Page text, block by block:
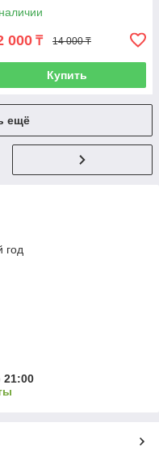
000 ₸ 14 000 ₸
Купить
ещё
год
21:00